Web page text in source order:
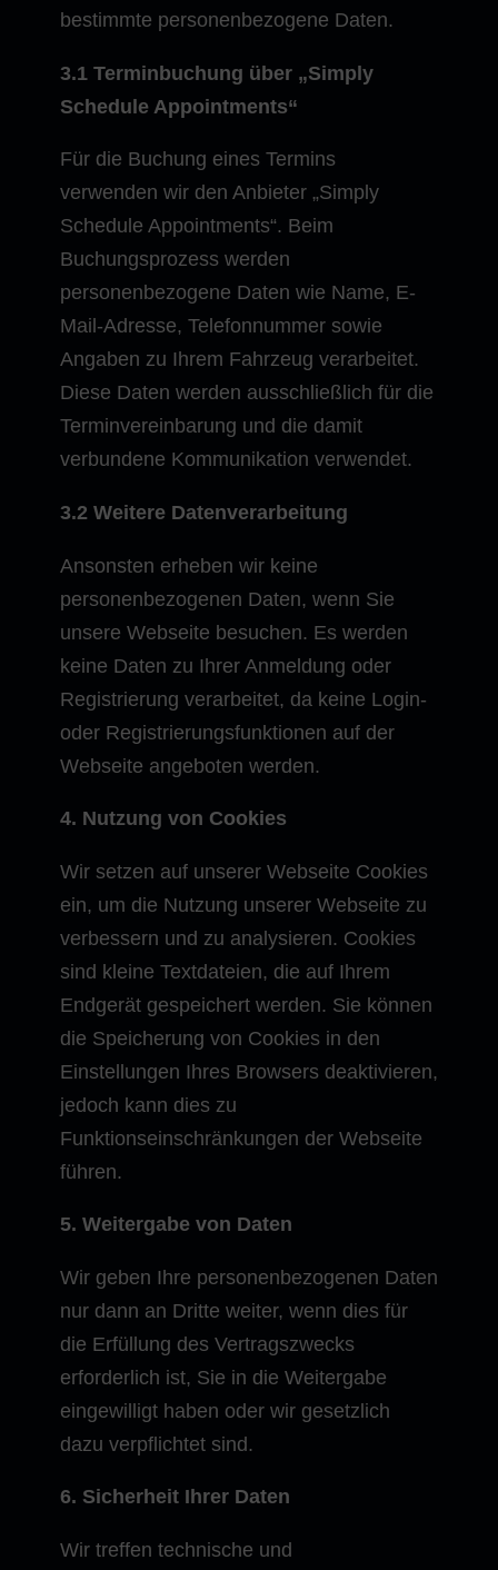
bestimmte personenbezogene Daten.
3.1 Terminbuchung über „Simply
Schedule Appointments“
Für die Buchung eines Termins
verwenden wir den Anbieter „Simply
Schedule Appointments“. Beim
Buchungsprozess werden
personenbezogene Daten wie Name, E-
Mail-Adresse, Telefonnummer sowie
Angaben zu Ihrem Fahrzeug verarbeitet.
Diese Daten werden ausschließlich für die
Terminvereinbarung und die damit
verbundene Kommunikation verwendet.
3.2 Weitere Datenverarbeitung
Ansonsten erheben wir keine
personenbezogenen Daten, wenn Sie
unsere Webseite besuchen. Es werden
keine Daten zu Ihrer Anmeldung oder
Registrierung verarbeitet, da keine Login-
oder Registrierungsfunktionen auf der
Webseite angeboten werden.
4. Nutzung von Cookies
Wir setzen auf unserer Webseite Cookies
ein, um die Nutzung unserer Webseite zu
verbessern und zu analysieren. Cookies
sind kleine Textdateien, die auf Ihrem
Endgerät gespeichert werden. Sie können
die Speicherung von Cookies in den
Einstellungen Ihres Browsers deaktivieren,
jedoch kann dies zu
Funktionseinschränkungen der Webseite
führen.
5. Weitergabe von Daten
Wir geben Ihre personenbezogenen Daten
nur dann an Dritte weiter, wenn dies für
die Erfüllung des Vertragszwecks
erforderlich ist, Sie in die Weitergabe
eingewilligt haben oder wir gesetzlich
dazu verpflichtet sind.
6. Sicherheit Ihrer Daten
Wir treffen technische und